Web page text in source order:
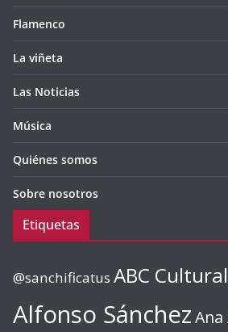
Flamenco
La viñeta
Las Noticias
Música
Quiénes somos
Sobre nosotros
Etiquetas
@sanchificatus ABC Cultural
Alfonso Sánchez